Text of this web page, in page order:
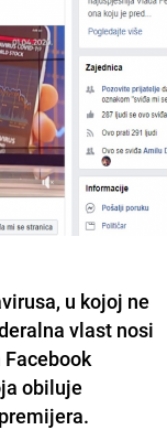
u kojoj ne
vlast nosi
obiluje